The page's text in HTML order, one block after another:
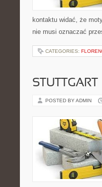
kontaktu widać, że
nie musi oznaczać
CATEGORIES:
STUTTGART
POSTED BY ADMIN